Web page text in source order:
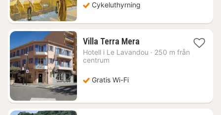
Cykeluthyrning
Villa Terra Mera1
natt
Hotell i Le Lavandou · 250 m från
centrum
Gratis Wi-Fi